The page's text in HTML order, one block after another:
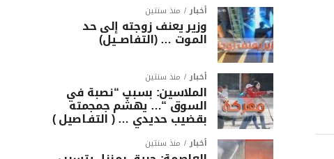
أخبار منذ سنتين
وزير يعنف زوجته إلى حد
الموت … (التفاصــيل)
أخبار منذ سنتين
الملاسين: بسبب “نصبة في
السوق “… يهشّم جمجمته
بقضيب حديدي … ( التفـاصيل )
أخبار منذ سنتين